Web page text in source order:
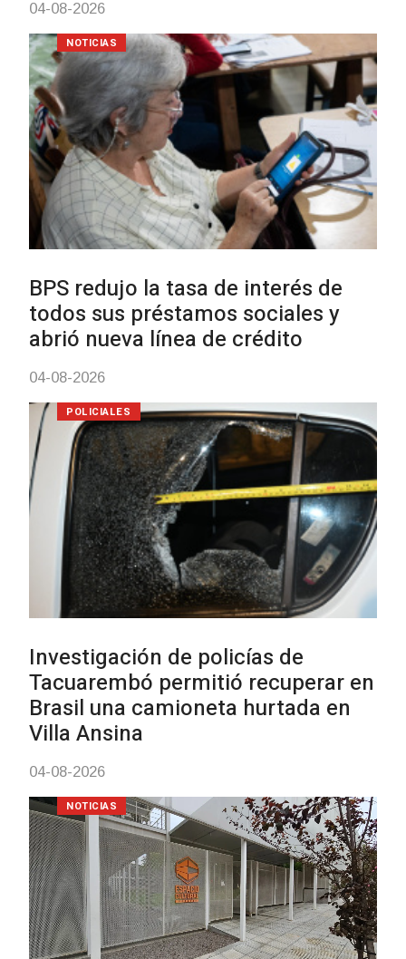
personas en situación de
discapacidad
Siniestro laboral con
de carne